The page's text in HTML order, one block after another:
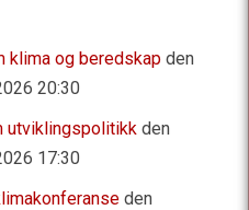
klima og beredskap den
20:30
utviklingspolitikk den
17:30
den